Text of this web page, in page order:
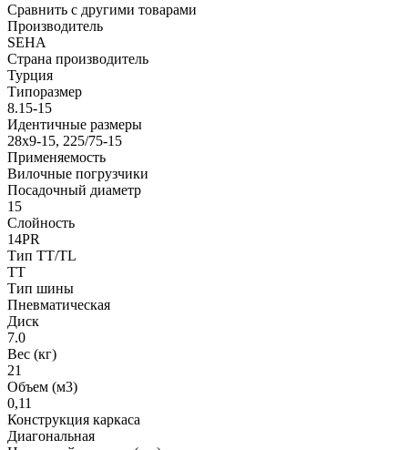
Сравнить с другими товарами
Производитель
SEHA
Страна производитель
Турция
Типоразмер
8.15-15
Идентичные размеры
28x9-15, 225/75-15
Применяемость
Вилочные погрузчики
Посадочный диаметр
15
Слойность
14PR
Тип TT/TL
TT
Тип шины
Пневматическая
Диск
7.0
Вес (кг)
21
Объем (м3)
0,11
Конструкция каркаса
Диагональная